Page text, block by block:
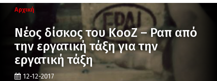
Αρχική
Νέος δίσκος του KooZ – Ραπ από
την εργατική τάξη για την
εργατική τάξη
12-12-2017